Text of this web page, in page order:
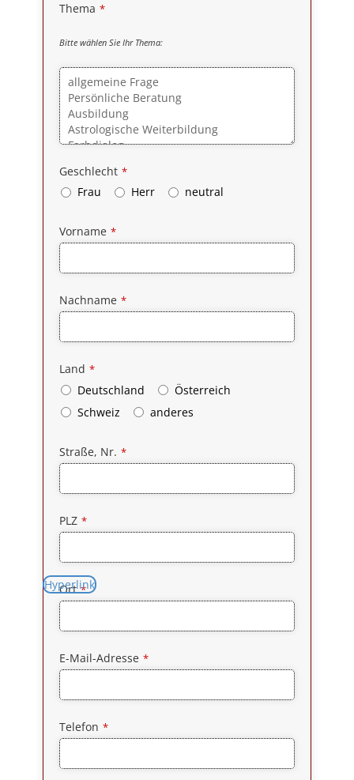
Thema *
Bitte wählen Sie Ihr Thema:
Geschlecht *
Frau Herr neutral
Vorname *
Nachname *
Land *
Deutschland
Österreich
Schweiz
anderes
Straße, Nr. *
PLZ *
Company
Name
Ort *
E-Mail-Adresse *
Telefon *
Hyperlink